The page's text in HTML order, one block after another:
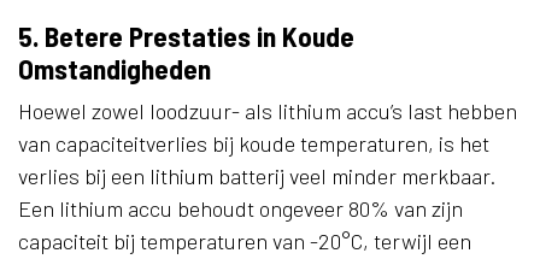
5. Betere Prestaties in Koude
Omstandigheden
Hoewel zowel loodzuur- als lithium accu’s last hebben
van capaciteitverlies bij koude temperaturen, is het
verlies bij een lithium batterij veel minder merkbaar.
Een lithium accu behoudt ongeveer 80% van zijn
capaciteit bij temperaturen van -20°C, terwijl een